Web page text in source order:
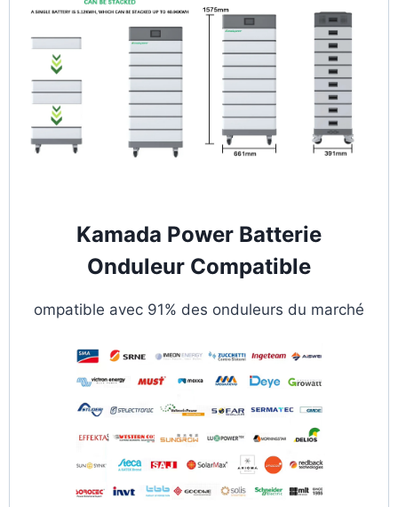
Kamada Power Batterie
Onduleur Compatible
ompatible avec 91% des onduleurs du marché